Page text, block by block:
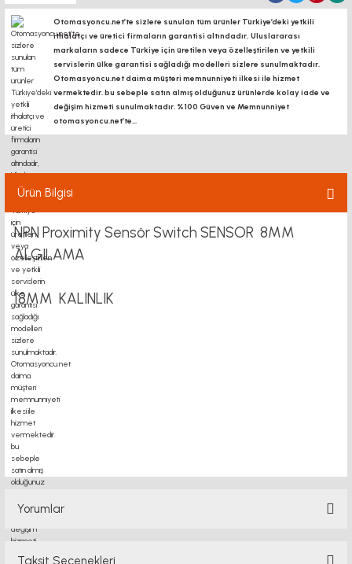
Otomasyoncu.net’te sizlere sunulan tüm ürünler Türkiye’deki yetkili
ithalatçı ve üretici firmaların garantisi altındadır, Uluslararası
markaların sadece Türkiye için üretilen veya özelleştirilen ve yetkili
servislerin ülke garantisi sağladığı modelleri sizlere sunulmaktadır.
Otomasyoncu.net daima müşteri memnunniyeti ilkesi ile hizmet
vermektedir. bu sebeple satın almış olduğunuz ürünlerde kolay iade ve
değişim hizmeti sunulmaktadır. %100 Güven ve Memnunniyet
otomasyoncu.net’te...
Ürün Bilgisi
NPN Proximity Sensör Switch SENSOR 8MM
ALGILAMA
18MM KALINLIK
motor kaplin fiyatları, sigma profil, 3d yazıcı, kremayer dişli, 45x45 sigma profil,
delta haberleşme kablosu, delta plc fiyat, konveyör bant, kramiyer dişli, mantar
stop, otomatik yağlama sistemleri, rulolu konveyör fiyatları, 12v 50a güç kaynağı,
2kw servo motor, 20x20 sigma profil, 20x20
Yorumlar
Taksit Seçenekleri